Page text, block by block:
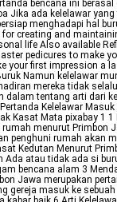
bencana ini
Jika ada kelelawar
menghadapi hal
creating and
life Also available
pedicures to make
your first impression a
Namun kelelawar
mereka tidak
dalam tentang arti dari
Kelelawar
Kasat Mata pixabay 1
menurut Primbon
penghuni rumah akan
Kedutan Menurut
Ada atau tidak ada si
bencana alam 3
Jawa merupakan
gereja masuk ke